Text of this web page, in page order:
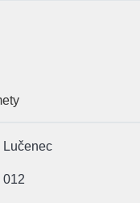
Lučenec
012